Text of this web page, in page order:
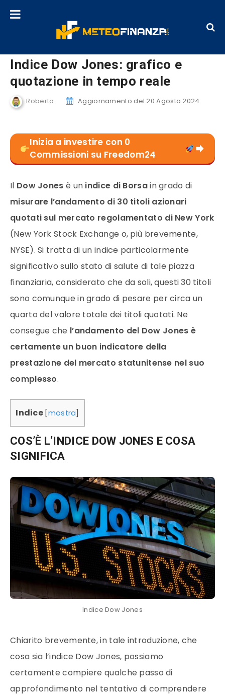
Indice Dow Jones: grafico e
quotazione in tempo reale
Roberto Aggiornamento del 20 Agosto 2024
Inizia a investire con 0
Commissioni su Freedom24
Il Dow Jones è un indice di Borsain grado di
misurare l’andamento di 30 titoli azionari
quotati sul mercato regolamentato di New York
(New York Stock Exchange o, più brevemente,
NYSE). Si tratta di un indice particolarmente
significativo sullo stato di salute di tale piazza
finanziaria, considerato che da soli, questi 30 titoli
sono comunque in grado di pesare per circa un
quarto del valore totale dei titoli quotati. Ne
consegue che l’andamento del Dow Jones è
certamente un buon indicatore della
prestazione del mercato statunitense nel suo
complesso.
Indice [mostra
COS’È L’INDICE DOW JONES E COSA
SIGNIFICA
Indice Dow Jones
Chiarito brevemente, in tale introduzione, che
cosa sia l’indice Dow Jones, possiamo
certamente compiere qualche passo di
approfondimento nel tentativo di comprendere